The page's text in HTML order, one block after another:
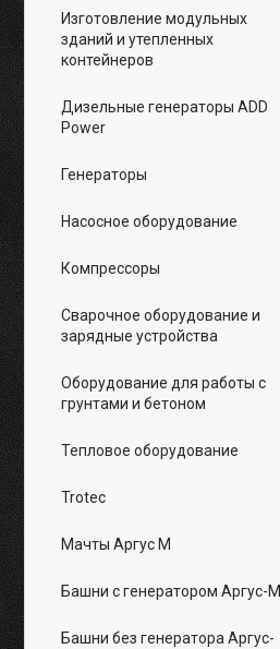
Изготовление модульных
зданий и утепленных
контейнеров
Дизельные генераторы ADD
Power
Генераторы
Насосное оборудование
Компрессоры
Сварочное оборудование и
зарядные устройства
Оборудование для работы с
грунтами и бетоном
Тепловое оборудование
Trotec
Мачты Аргус М
Башни с генератором Аргус-М
Башни без генератора Аргус-